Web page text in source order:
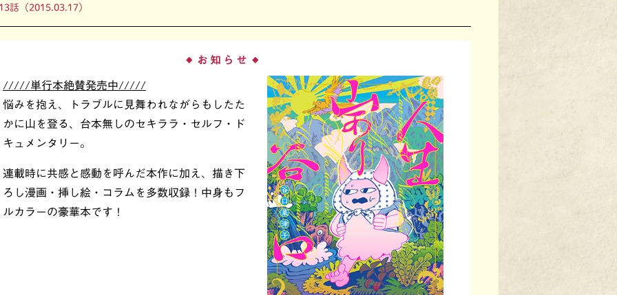
話（2015.03.17）
◆ お知らせ ◆
/////単行本絶賛発売中/////
悩みを抱え、トラブルに見舞われながらもしたた
かに山を登る、台本無しのセキララ・セルフ・ド
キュメンタリー。
連載時に共感と感動を呼んだ本作に加え、描き下
ろし漫画・挿し絵・コラムを多数収録！中身もフ
ルカラーの豪華本です！